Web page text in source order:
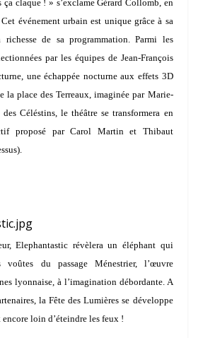
ça claque ! » s’exclameGérard Collomb , en
événement urbain est unique grâce à sa
de sa programmation. Parmi les
par les équipes de Jean-François
, une échappée nocturne aux effets 3D
la place des Terreaux, imaginée par Marie-
des Céléstins, le théâtre se transformera en
proposé parCarol Martin et Thibaut
Elephantastic révèlera un éléphant qui
voûtes du passage Ménestrier, l’œuvre
lyonnaise, à l’imagination débordante. A
laFête des Lumières se développe
encore loin d’éteindre les feux !